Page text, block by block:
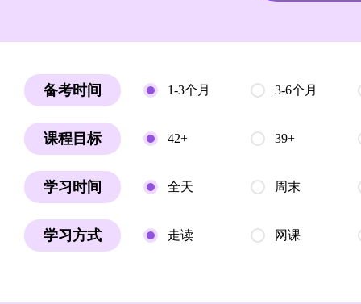
备考时间 1-3个月 3-6个月
课程目标 42+ 39+
学习时间 全天 周末
学习方式 走读 网课